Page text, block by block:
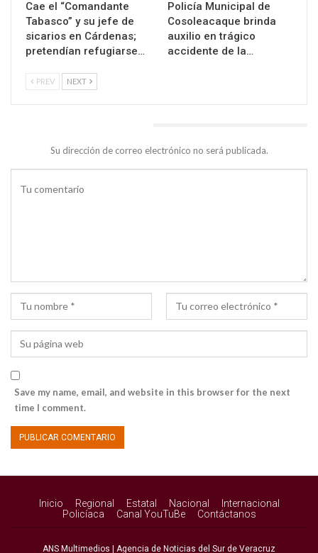
Cae el “Comandante
Tabasco” y su jefe de
sicarios en Cárdenas;
pretendían refugiarse…
Policía Municipal de
Cosoleacaque brinda
auxilio en trágico
accidente de la…
PREV NEXT
Su dirección de correo electrónico no será publicada.
Save my name, email, and website in this browser for the next
time I comment.
Inicio Regional Estatal Nacional
Internacional
Policíaca
Canal YouTuBe Contáctanos
ANS Multimedios | Agencia de Noticias del Sur de Veracruz